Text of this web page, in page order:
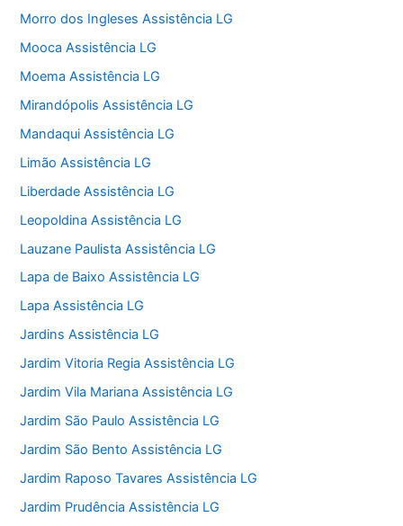
Morro dos Ingleses Assistência LG
Mooca Assistência LG
Moema Assistência LG
Mirandópolis Assistência LG
Mandaqui Assistência LG
Limão Assistência LG
Liberdade Assistência LG
Leopoldina Assistência LG
Lauzane Paulista Assistência LG
Lapa de Baixo Assistência LG
Lapa Assistência LG
Jardins Assistência LG
Jardim Vitoria Regia Assistência LG
Jardim Vila Mariana Assistência LG
Jardim São Paulo Assistência LG
Jardim São Bento Assistência LG
Jardim Raposo Tavares Assistência LG
Jardim Prudência Assistência LG